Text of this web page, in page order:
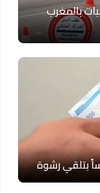
بالمغرب
بتلقي رشوة